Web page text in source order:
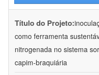
Título do Projeto:
como ferramenta
nitrogenada no sistema
capim-braquiária